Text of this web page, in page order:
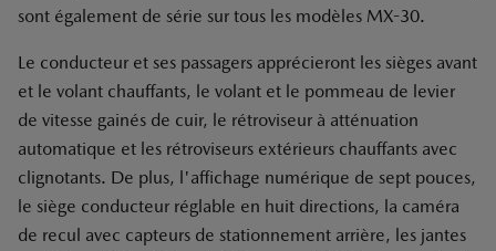
sont également de série sur tous les modèles MX-30.
Le conducteur et ses passagers apprécieront les sièges avant
et le volant chauffants, le volant et le pommeau de levier
de vitesse gainés de cuir, le rétroviseur à atténuation
automatique et les rétroviseurs extérieurs chauffants avec
clignotants. De plus, l'affichage numérique de sept pouces,
le siège conducteur réglable en huit directions, la caméra
de recul avec capteurs de stationnement arrière, les jantes